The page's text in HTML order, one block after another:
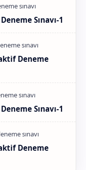
Sınavı-1
Deneme
Sınavı-1
Deneme